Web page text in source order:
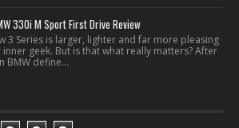
330i M Sport First Drive Review
3 Series is larger, lighter and far more pleasing
geek. But is that what really matters? After
BMW define...